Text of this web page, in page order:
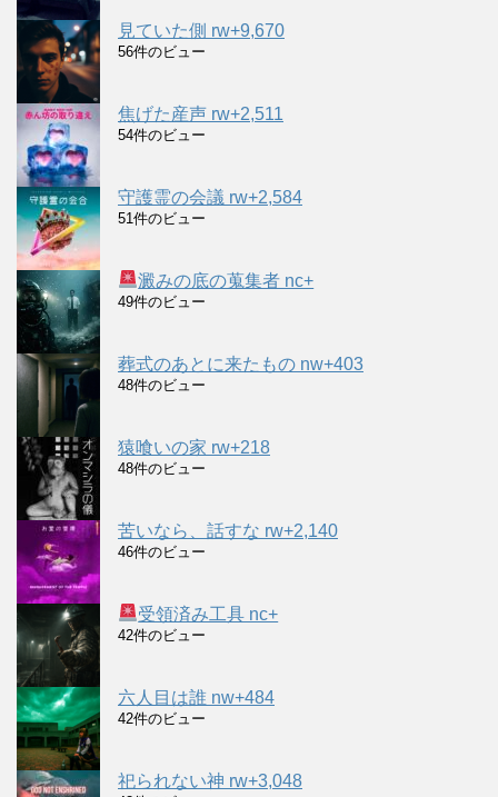
見ていた側 rw+9,670
56件のビュー
焦げた産声 rw+2,511
54件のビュー
守護霊の会議 rw+2,584
51件のビュー
澱みの底の蒐集者 nc+
49件のビュー
葬式のあとに来たもの nw+403
48件のビュー
猿喰いの家 rw+218
48件のビュー
苦いなら、話すな rw+2,140
46件のビュー
受領済み工具 nc+
42件のビュー
六人目は誰 nw+484
42件のビュー
祀られない神 rw+3,048